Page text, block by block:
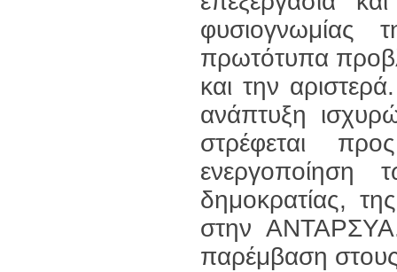
φυσιογνωμίας
πρωτότυπα
και την
ανάπτυξη
στρέφεται
δημοκρατίας,
στην
παρέμβαση